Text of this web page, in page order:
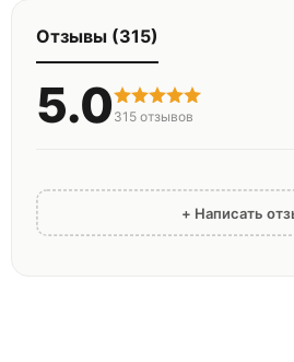
Отзывы (315)
5.0 315 отзывов
+ Написать